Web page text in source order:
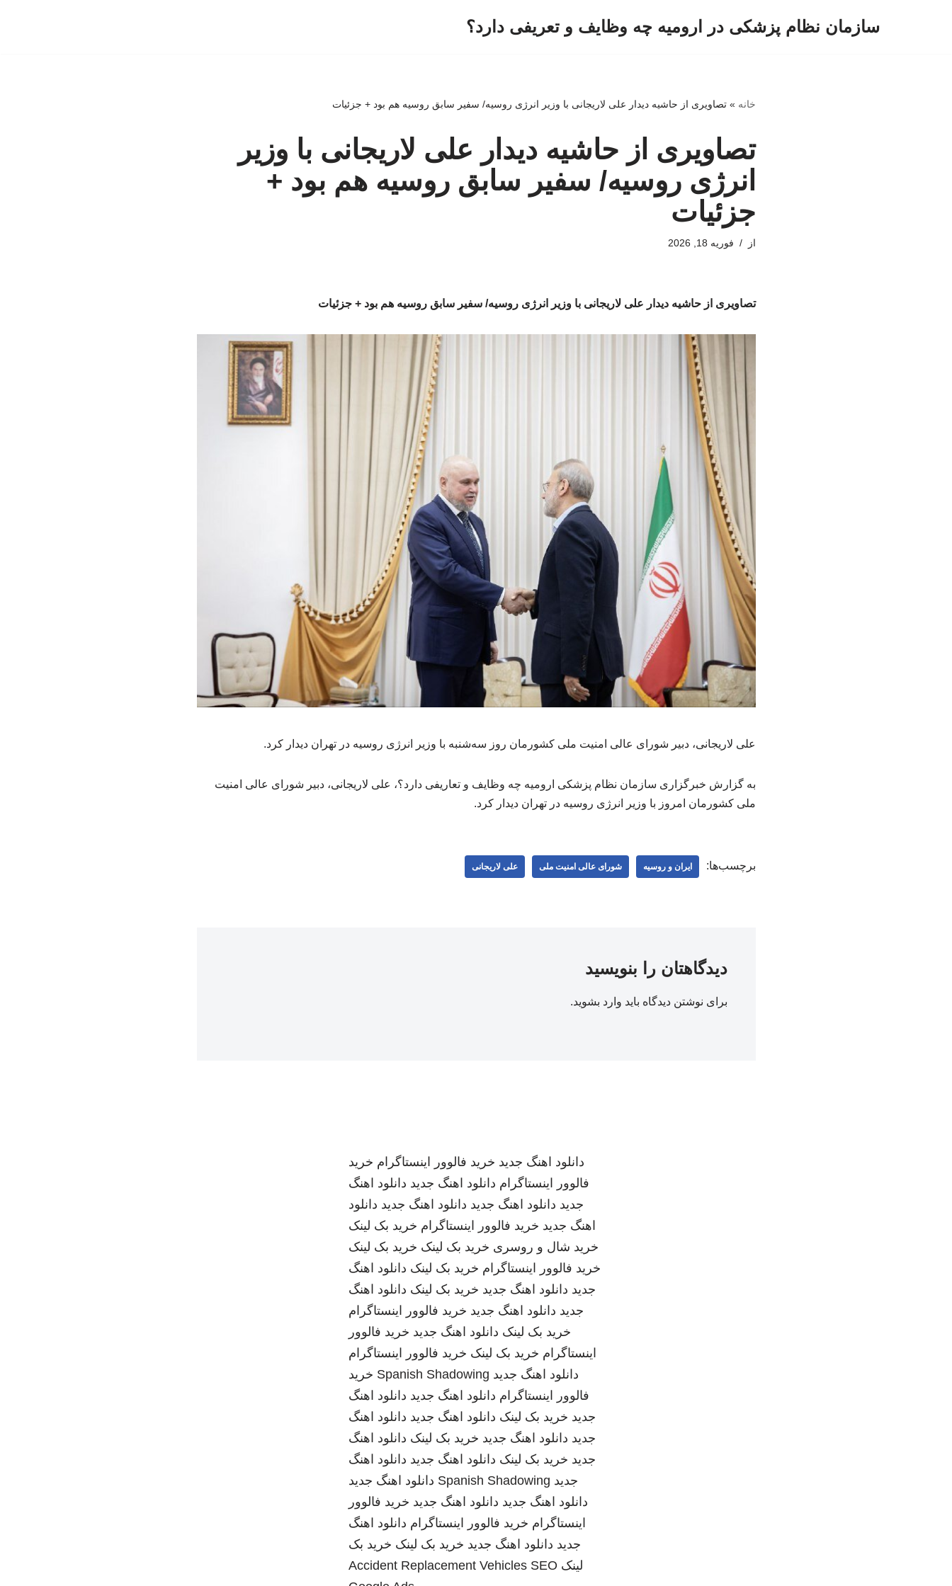
سازمان نظام پزشکی در ارومیه چه وظایف و تعریفی دارد؟
خانه »تصاویری از حاشیه دیدار علی لاریجانی با وزیر انرژی روسیه/ سفیر سابق روسیه هم بود + جزئیات
تصاویری از حاشیه دیدار علی لاریجانی با وزیر
انرژی روسیه/ سفیر سابق روسیه هم بود +
جزئیات
از فوریه 18, 2026
تصاویری از حاشیه دیدار علی لاریجانی با وزیر انرژی روسیه/ سفیر سابق روسیه هم بود + جزئیات
علی لاریجانی، دبیر شورای عالی امنیت ملی کشورمان روز سه‌شنبه با وزیر انرژی روسیه در تهران دیدار کرد.
به گزارش خبرگزاری سازمان نظام پزشکی ارومیه چه وظایف و تعاریفی دارد؟، علی لاریجانی، دبیر شورای عالی امنیت
ملی کشورمان امروز با وزیر انرژی روسیه در تهران دیدار کرد.
برچسب‌ها: ایران و روسیه شورای عالی امنیت ملی علی لاریجانی
دیدگاهتان را بنویسید
برای نوشتن دیدگاه باید وارد بشوید.
دانلود اهنگ جدید خرید فالوور اینستاگرام خرید
فالوور اینستاگرام دانلود اهنگ جدید دانلود اهنگ
جدید دانلود اهنگ جدید دانلود اهنگ جدید دانلود
اهنگ جدید خرید فالوور اینستاگرام خرید بک لینک
خرید شال و روسری خرید بک لینک خرید بک لینک
خرید فالوور اینستاگرام خرید بک لینک دانلود اهنگ
جدید دانلود اهنگ جدید خرید بک لینک دانلود اهنگ
جدید دانلود اهنگ جدید خرید فالوور اینستاگرام
خرید بک لینک دانلود اهنگ جدید خرید فالوور
اینستاگرام خرید بک لینک خرید فالوور اینستاگرام
دانلود اهنگ جدید Spanish Shadowing خرید
فالوور اینستاگرام دانلود اهنگ جدید دانلود اهنگ
جدید خرید بک لینک دانلود اهنگ جدید دانلود اهنگ
جدید دانلود اهنگ جدید خرید بک لینک دانلود اهنگ
جدید خرید بک لینک دانلود اهنگ جدید دانلود اهنگ
جدید Spanish Shadowing دانلود اهنگ جدید
دانلود اهنگ جدید دانلود اهنگ جدید خرید فالوور
اینستاگرام خرید فالوور اینستاگرام دانلود اهنگ
جدید دانلود اهنگ جدید خرید بک لینک خرید بک
لینک
Accident Replacement Vehicles SEO